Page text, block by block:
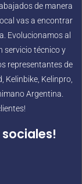
de manera
vas a encontrar
Evolucionamos al
servicio técnico y
representantes de
Kelinbike, Kelinpro,
Argentina.